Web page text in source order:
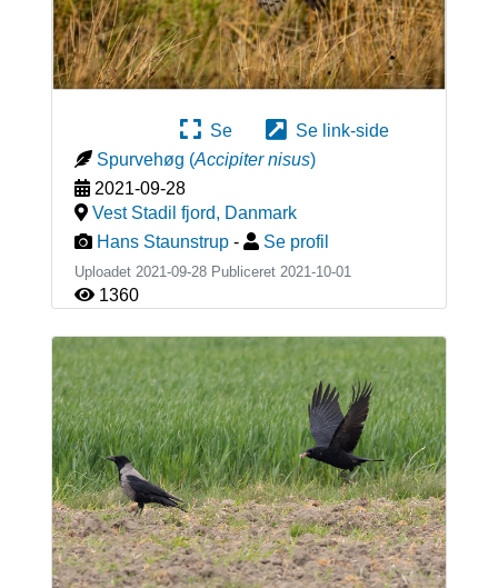
Se
Se link-side
Spurvehøg (Accipiter nisus)
2021-09-28
Vest Stadil fjord, Danmark
Hans Staunstrup - Se profil
Uploadet 2021-09-28 Publiceret 2021-10-01
1360